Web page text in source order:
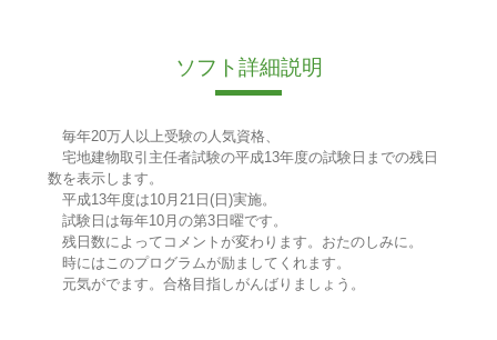
ソフト詳細説明
毎年20万人以上受験の人気資格、
宅地建物取引主任者試験の平成13年度の試験日までの残日
数を表示します。
平成13年度は10月21日(日)実施。
試験日は毎年10月の第3日曜です。
残日数によってコメントが変わります。おたのしみに。
時にはこのプログラムが励ましてくれます。
元気がでます。合格目指しがんばりましょう。